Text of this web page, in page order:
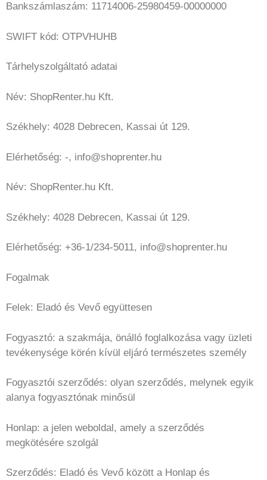
Bankszámlaszám: 11714006-25980459-00000000
SWIFT kód: OTPVHUHB
Tárhelyszolgáltató adatai
Név: ShopRenter.hu Kft.
Székhely: 4028 Debrecen, Kassai út 129.
Elérhetőség: -, info@shoprenter.hu
Név: ShopRenter.hu Kft.
Székhely: 4028 Debrecen, Kassai út 129.
Elérhetőség: +36-1/234-5011, info@shoprenter.hu
Fogalmak
Felek: Eladó és Vevő együttesen
Fogyasztó: a szakmája, önálló foglalkozása vagy üzleti
tevékenysége körén kívül eljáró természetes személy
Fogyasztói szerződés: olyan szerződés, melynek egyik
alanya fogyasztónak minősül
Honlap: a jelen weboldal, amely a szerződés
megkötésére szolgál
Szerződés: Eladó és Vevő között a Honlap és